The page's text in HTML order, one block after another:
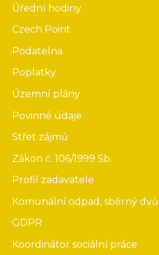
Úřední hodiny
Czech Point
Podatelna
Poplatky
Územní plány
Povinné údaje
Střet zájmů
Zákon č. 106/1999 Sb.
Profil zadavatele
Komunální odpad, sběrný
GDPR
Koordinátor sociální práce